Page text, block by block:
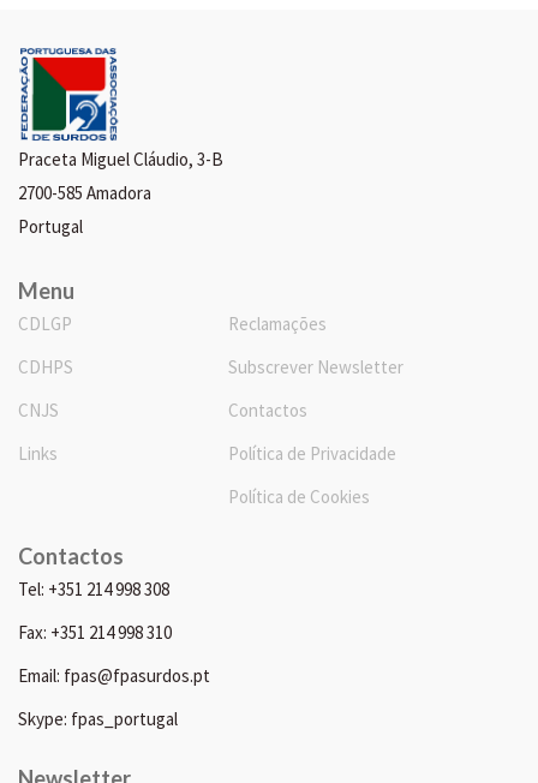
Praceta Miguel Cláudio, 3-B
2700-585 Amadora
Portugal
Menu
CDLGP
CDHPS
CNJS
Links
Reclamações
Subscrever Newsletter
Contactos
Política de Privacidade
Política de Cookies
Contactos
Tel: +351 214 998 308
Fax: +351 214 998 310
Email: fpas@fpasurdos.pt
Skype: fpas_portugal